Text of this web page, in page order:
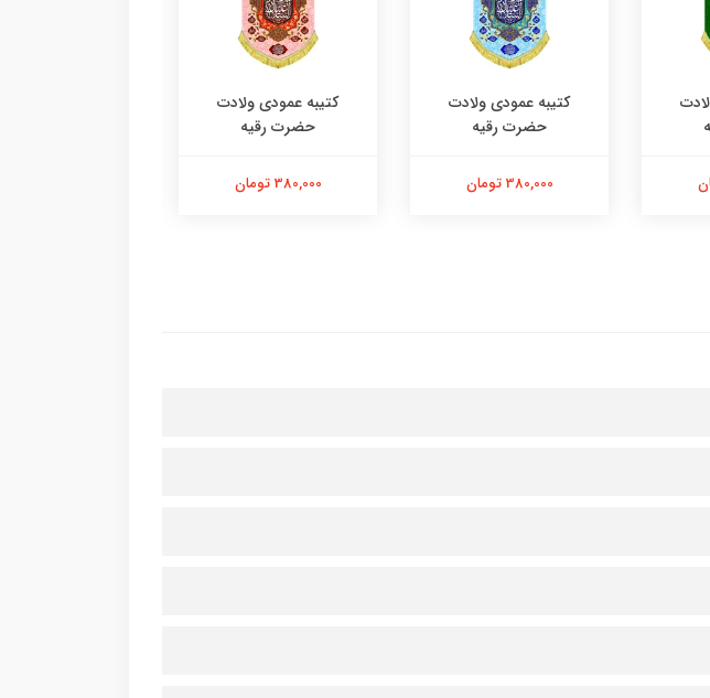
کتیبه عمودی ولادت
حضرت رقیه
380,000 تومان
کتیبه عمودی ولادت
حضرت رقیه
380,000 تومان